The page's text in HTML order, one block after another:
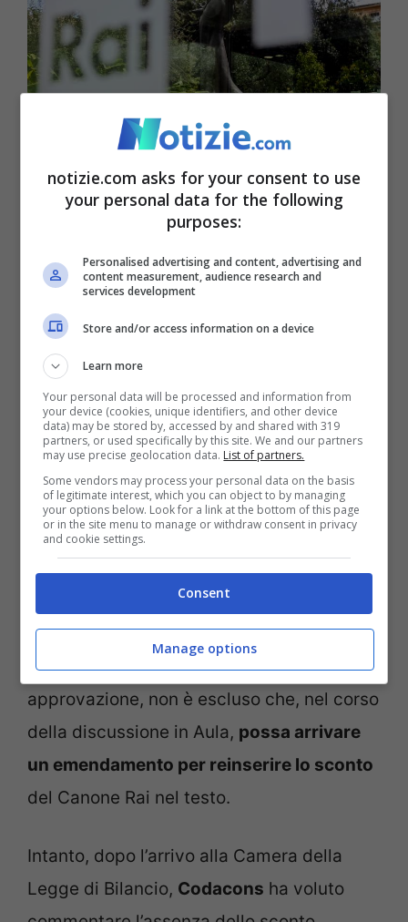
Canone Rai, non confermata la riduzione: l’importo da
pagare nel 2025 (Foto da Ansa) – Notizie.com
annunciata, durante una conferenza
stampa, anche dal ministro dell’Economia
Giancarlo Giorgetti, ma, il testo approdato
alla Camera dei Deputati
menzione della riduzione. Milioni di
italiani, per questo motivo, a partire dal 1°
gennaio 2025, torneranno a versare
l’importo di 90 euro che verràaddebitato
sulla bolletta dell’energia elettrica
suddiviso in 10 rate, come accade ormai
da diversi anni.
Essendo la Manovra ancora in fase di
approvazione, non è escluso che, nel corso
della discussione in Aula, possa arrivare
un emendamento per reinserire lo sconto
del Canone Rai nel testo.
Intanto, dopo l’arrivo alla Camera della
Legge di Bilancio, Codacons ha voluto
notizie.com asks for your consent to use
your personal data for the following
purposes:
Personalised advertising and content, advertising and
content measurement, audience research and
services development
Store and/or access information on a device
Learn more
Your personal data will be processed and information from
your device (cookies, unique identifiers, and other device
data) may be stored by, accessed by and shared with 319
partners, or used specifically by this site. We and our partners
may use precise geolocation data. List of partners.
Some vendors may process your personal data on the basis
of legitimate interest, which you can object to by managing
your options below. Look for a link at the bottom of this page
or in the site menu to manage or withdraw consent in privacy
and cookie settings.
Consent
Manage options